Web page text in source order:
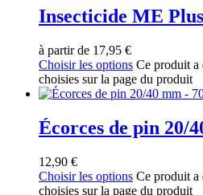
Insecticide ME Plus
à partir de 17,95 €
Choisir les options Ce produit a
choisies sur la page du produit
Écorces de pin 20/
12,90 €
Choisir les options Ce produit a
choisies sur la page du produit